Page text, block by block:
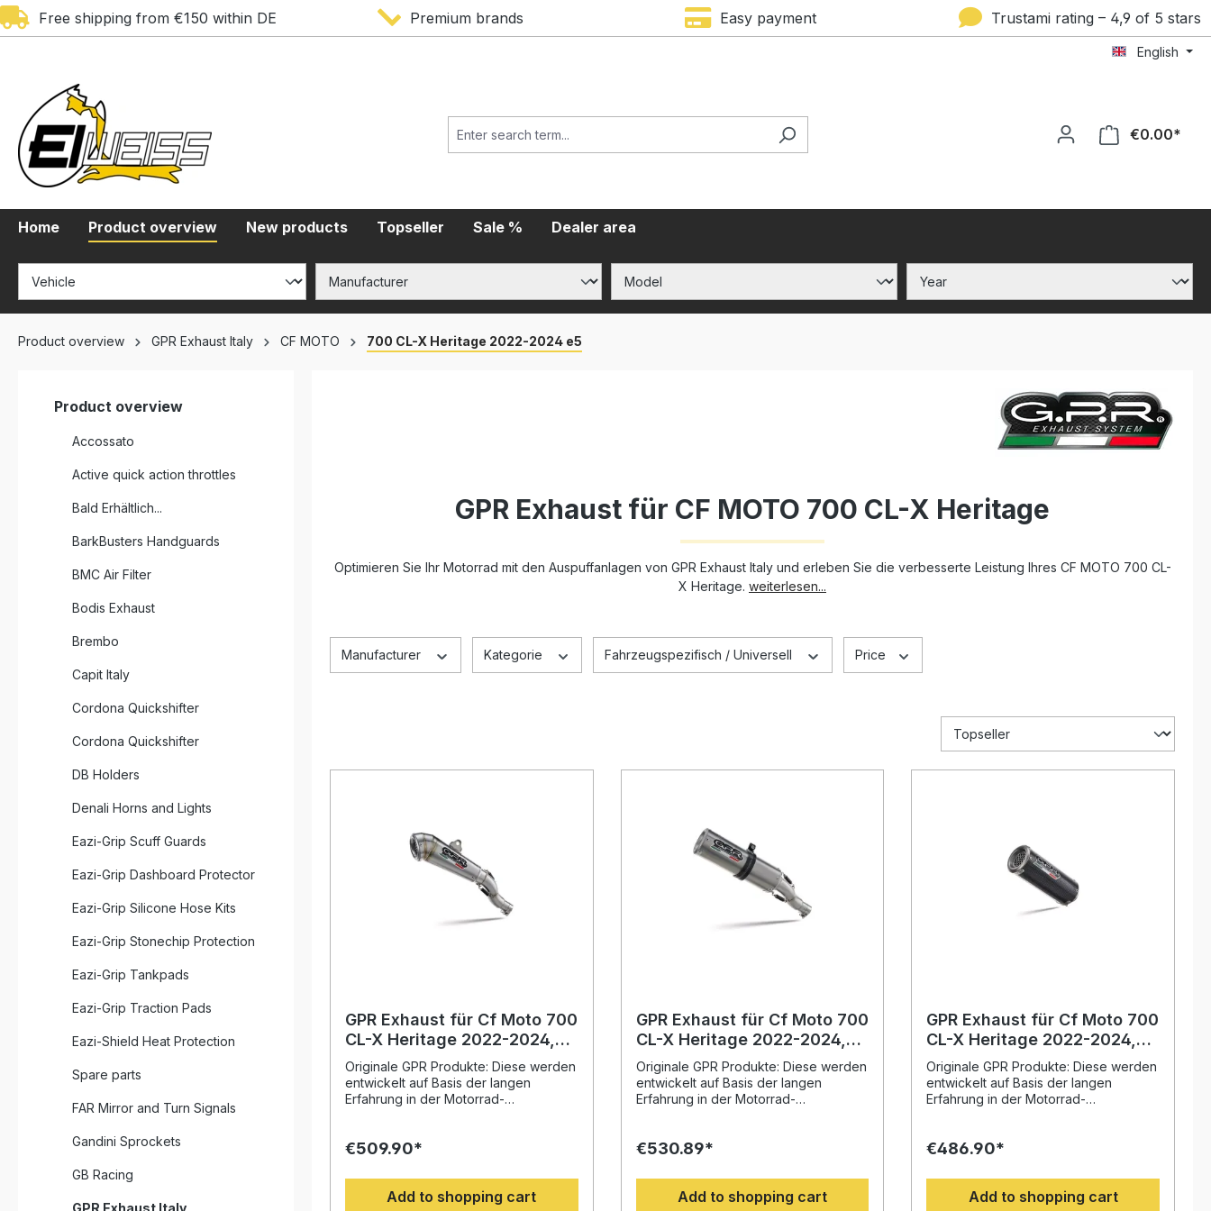
Skip to main navigation
Free shipping from €150 within DE Premium brands Easy payment Trustami rating – 4,9 of 5 stars
English
€0.00*
Home Product overview New products Topseller Sale % Dealer area
Product overview GPR Exhaust Italy CF MOTO 700 CL-X Heritage 2022-2024 e5
Product overview
Accossato
Active quick action throttles
Bald Erhältlich...
BarkBusters Handguards
BMC Air Filter
Bodis Exhaust
Brembo
Capit Italy
Cordona Quickshifter
Cordona Quickshifter
DB Holders
Denali Horns and Lights
Eazi-Grip Scuff Guards
Eazi-Grip Dashboard Protector
Eazi-Grip Silicone Hose Kits
Eazi-Grip Stonechip Protection
Eazi-Grip Tankpads
Eazi-Grip Traction Pads
Eazi-Shield Heat Protection
Spare parts
FAR Mirror and Turn Signals
Gandini Sprockets
GB Racing
GPR Exhaust Italy
GPR Exhaust für CF MOTO 700 CL-X Heritage
Optimieren Sie Ihr Motorrad mit den Auspuffanlagen von GPR Exhaust Italy und erleben Sie die verbesserte Leistung Ihres CF MOTO 700 CL-
X Heritage. weiterlesen...
Manufacturer Kategorie Fahrzeugspezifisch / Universell Price
GPR Exhaust für Cf Moto 700
CL-X Heritage 2022-2024,
Powercone Evo,
Homologated legal slip-on
exhaust including removable
Originale GPR Produkte: Diese werden
entwickelt auf Basis der langen
Erfahrung in der Motorrad-
Drehmoment und Leistung und der
gegenüber der Serie, werten Sie Ihr
Fahrzeug deutlich auf und erhalten ein
€509.90*
Add to shopping cart
GPR Exhaust für Cf Moto 700
CL-X Heritage 2022-2024,
M3 Titanium Natural,
Homologated legal slip-on
exhaust including removable
Originale GPR Produkte: Diese werden
entwickelt auf Basis der langen
Erfahrung in der Motorrad-
Drehmoment und Leistung und der
gegenüber der Serie, werten Sie Ihr
Fahrzeug deutlich auf und erhalten ein
€530.89*
Add to shopping cart
GPR Exhaust für Cf Moto 700
CL-X Heritage 2022-2024,
M3 Poppy , Homologated
legal slip-on exhaust
including removable db killer
Originale GPR Produkte: Diese werden
entwickelt auf Basis der langen
Erfahrung in der Motorrad-
Drehmoment und Leistung und der
gegenüber der Serie, werten Sie Ihr
Fahrzeug deutlich auf und erhalten ein
€486.90*
Add to shopping cart